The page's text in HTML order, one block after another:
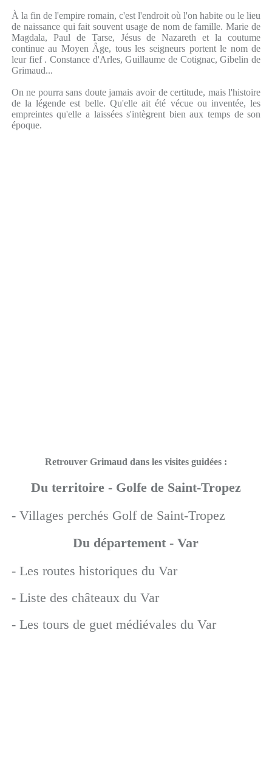
À la fin de l'empire romain, c'est l'endroit où l'on habite ou le lieu
de naissance qui fait souvent usage de nom de famille. Marie de
Magdala, Paul de Tarse, Jésus de Nazareth et la coutume
continue au Moyen Âge, tous les seigneurs portent le nom de
leur fief . Constance d'Arles, Guillaume de Cotignac, Gibelin de
Grimaud...
On ne pourra sans doute jamais avoir de certitude, mais l'histoire
de la légende est belle. Qu'elle ait été vécue ou inventée, les
empreintes qu'elle a laissées s'intègrent bien aux temps de son
époque.
Retrouver Grimaud dans les visites guidées :
Du territoire - Golfe de Saint-Tropez
- Villages perchés Golf de Saint-Tropez
Du département - Var
- Les routes historiques du Var
- Liste des châteaux du Var
- Les tours de guet médiévales du Var